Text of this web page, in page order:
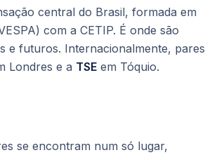
central do Brasil, formada em
com a CETIP. É onde são
e futuros. Internacionalmente, pares
Londres e a TSE em Tóquio.
se encontram num só lugar,